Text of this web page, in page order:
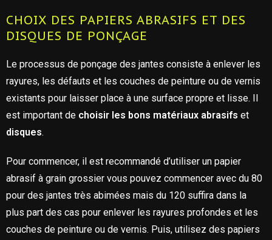
CHOIX DES PAPIERS ABRASIFS ET DES
DISQUES DE PONÇAGE
Le processus de ponçage des jantes consiste à enlever les
rayures, les défauts et les couches de peinture ou de vernis
existants pour laisser place à une surface propre et lisse. Il
est important de choisir les bons matériaux abrasifs et
disques.
Pour commencer, il est recommandé d’utiliser un papier
abrasif à grain grossier vous pouvez commencer avec du 80
pour des jantes très abimées mais du 120 suffira dans la
plus part des cas pour enlever les rayures profondes et les
couches de peinture ou de vernis. Puis, utilisez des papiers